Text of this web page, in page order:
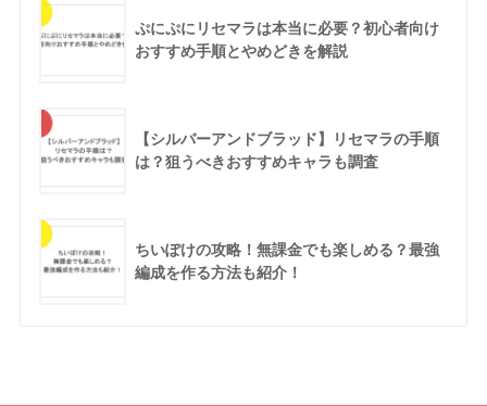
ぷにぷにリセマラは本当に必要？初心者向け
おすすめ手順とやめどきを解説
【シルバーアンドブラッド】リセマラの手順
は？狙うべきおすすめキャラも調査
ちいぽけの攻略！無課金でも楽しめる？最強
編成を作る方法も紹介！